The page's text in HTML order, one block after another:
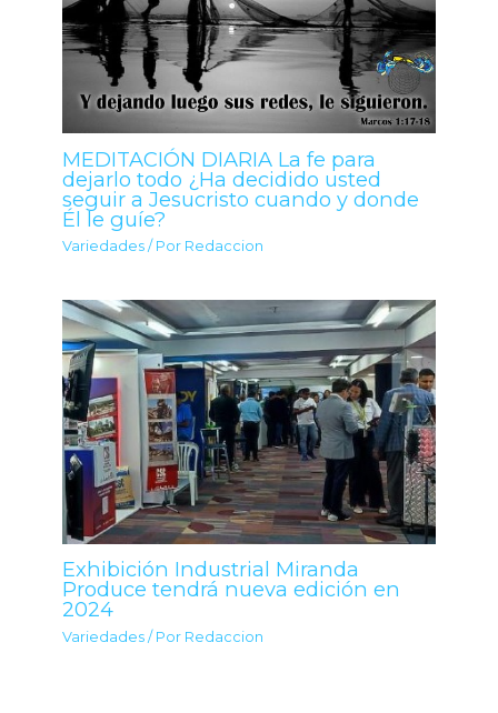
MEDITACIÓN DIARIA La fe para
dejarlo todo ¿Ha decidido usted
seguir a Jesucristo cuando y donde
Él le guíe?
Variedades / Por Redaccion
Exhibición Industrial Miranda
Produce tendrá nueva edición en
2024
Variedades / Por Redaccion